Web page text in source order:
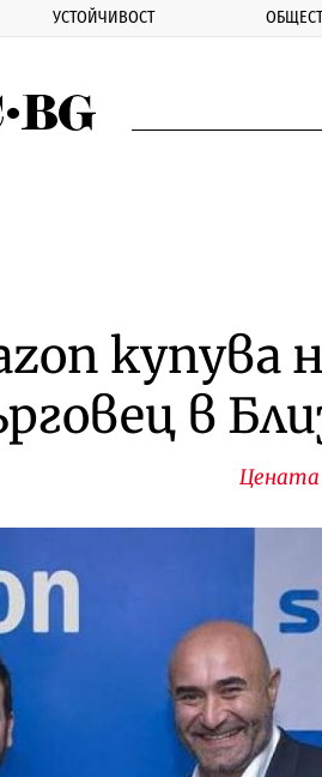
УСТОЙЧИВОСТ
купува
в
Цената